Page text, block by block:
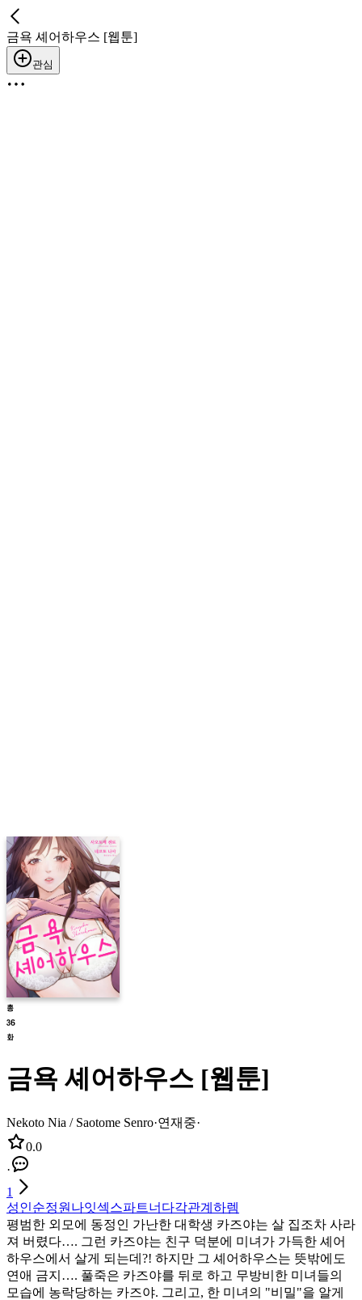
금욕 셰어하우스 [웹툰]
관심
금욕 셰어하우스 [웹툰]
Nekoto Nia / Saotome Senro·연재중·
0.0
·
1
성인순정원나잇섹스파트너 다각관계 하렘
평범한 외모에 동정인 가난한 대학생 카즈야는 살 집조차 사라
져 버렸다…. 그런 카즈야는 친구 덕분에 미녀가 가득한 셰어
하우스에서 살게 되는데?! 하지만 그 셰어하우스는 뜻밖에도
연애 금지…. 풀죽은 카즈야를 뒤로 하고 무방비한 미녀들의
모습에 농락당하는 카즈야. 그리고, 한 미녀의 "비밀"을 알게